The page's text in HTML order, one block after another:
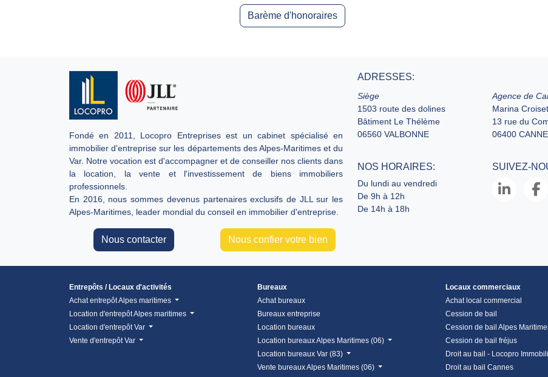
Barème d'honoraires
Fondé en 2011, Locopro Entreprises est un cabinet spécialisé en
immobilier d'entreprise sur les départements des Alpes-Maritimes et du
Var. Notre vocation est d'accompagner et de conseiller nos clients dans
la location, la vente et l'investissement de biens immobiliers
professionnels.
En 2016, nous sommes devenus partenaires exclusifs de JLL sur les
Alpes-Maritimes, leader mondial du conseil en immobilier d'entreprise.
Nous contacter Nous confier votre bien
ADRESSES:
Siège
1503 route des dolines
Bâtiment Le Thélème
06560 VALBONNE
Agence de
Marina
13 rue du
06400
NOS HORAIRES:
Du lundi au vendredi
De 9h à 12h
De 14h à 18h
SUIVEZ-
Entrepôts / Locaux d'activités
Achat entrepôt Alpes maritimes
Location d'entrepôt Alpes maritimes
Location d'entrepôt Var
Vente d'entrepôt Var
Bureaux
Achat bureaux
Bureaux entreprise
Location bureaux
Location bureaux Alpes Maritimes (06)
Location bureaux Var (83)
Vente bureaux Alpes Maritimes (06)
Locaux commerciaux
Achat local commercial
Cession de bail
Cession de bail Alpes
Cession de bail fréjus
Droit au bail - Locopro
Droit au bail Cannes